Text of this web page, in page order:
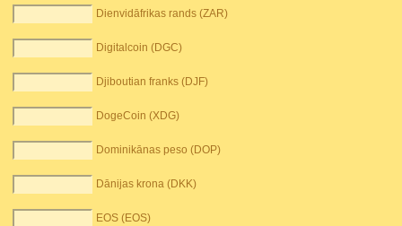
Dienvidāfrikas rands (ZAR)
Digitalcoin (DGC)
Djiboutian franks (DJF)
DogeCoin (XDG)
Dominikānas peso (DOP)
Dānijas krona (DKK)
EOS (EOS)